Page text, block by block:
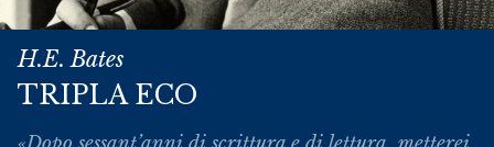
H.E. Bates
TRIPLA ECO